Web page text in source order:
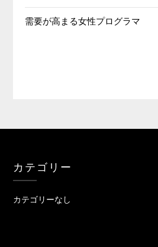
需要が高まる女性プログラマ
カテゴリー
カテゴリーなし